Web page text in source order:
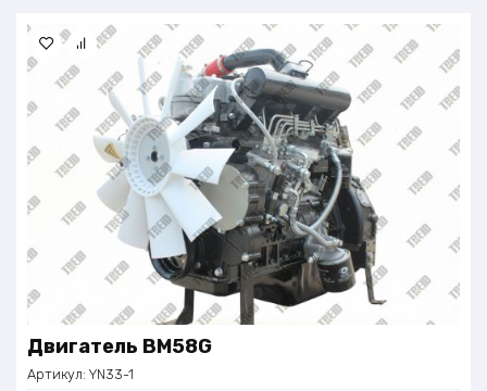
Двигатель BM58G
Артикул: YN33-1